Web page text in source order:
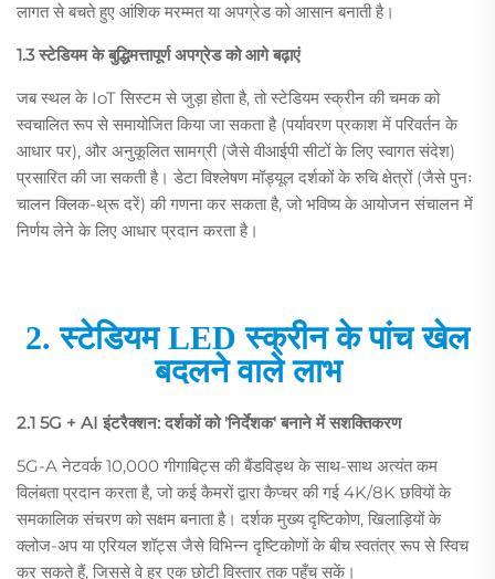
लागत से बचते हुए आंशिक मरम्मत या अपग्रेड को आसान बनाती है।
1.3 स्टेडियम के बुद्धिमत्तापूर्ण अपग्रेड को आगे बढ़ाएं
जब स्थल के IoT सिस्टम से जुड़ा होता है, तो स्टेडियम स्क्रीन की चमक को
स्वचालित रूप से समायोजित किया जा सकता है (पर्यावरण प्रकाश में परिवर्तन के
आधार पर), और अनुकूलित सामग्री (जैसे वीआईपी सीटों के लिए स्वागत संदेश)
प्रसारित की जा सकती है। डेटा विश्लेषण मॉड्यूल दर्शकों के रुचि क्षेत्रों (जैसे पुनः
चालन क्लिक-थ्रू दरें) की गणना कर सकता है, जो भविष्य के आयोजन संचालन में
निर्णय लेने के लिए आधार प्रदान करता है।
2. स्टेडियम LED स्क्रीन के पांच खेल
बदलने वाले लाभ
2.1 5G + AI इंटरैक्शन: दर्शकों को 'निर्देशक' बनाने में सशक्तिकरण
5G-A नेटवर्क 10,000 गीगाबिट्स की बैंडविड्थ के साथ-साथ अत्यंत कम
विलंबता प्रदान करता है, जो कई कैमरों द्वारा कैप्चर की गई 4K/8K छवियों के
समकालिक संचरण को सक्षम बनाता है। दर्शक मुख्य दृष्टिकोण, खिलाड़ियों के
क्लोज-अप या एरियल शॉट्स जैसे विभिन्न दृष्टिकोणों के बीच स्वतंत्र रूप से स्विच
कर सकते हैं, जिससे वे हर एक छोटी विस्तार तक पहुँच सकें।